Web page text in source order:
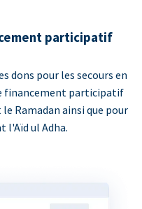
participatif
dons pour les secours en
financement participatif
Ramadan ainsi que pour
l'Aïd ul Adha.